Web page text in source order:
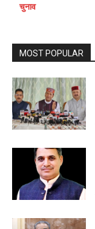
चुनाव
MOST POPULAR